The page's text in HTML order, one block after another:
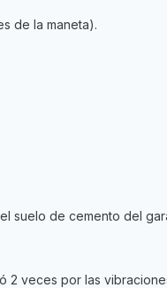
de la maneta).
suelo de cemento del
2 veces por las